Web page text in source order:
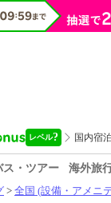
ス・ツアー
海外旅
> 全国 (設備・アメニ